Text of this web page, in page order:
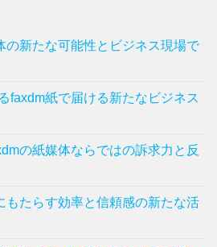
の新たな可能性とビジネス現場で
faxdm紙で届ける新たなビジネス
の紙媒体ならではの訴求力と反
もたらす効率と信頼感の新たな活